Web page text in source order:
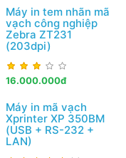
Máy in tem nhãn mã
vạch công nghiệp
Zebra ZT231
(203dpi)
16.000.000đ
Máy in mã vạch
Xprinter XP 350BM
(USB + RS-232 +
LAN)